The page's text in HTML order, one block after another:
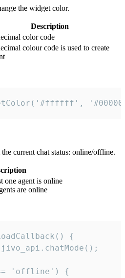
the widget color.
Description
color code
colour code is used to create
current chat status: online/offline.
one agent is online
are online
{
'offline') {